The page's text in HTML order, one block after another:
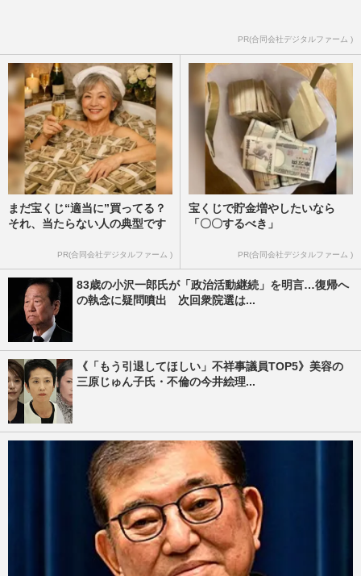
PR(合同会社デジタルファーム )
まだ宝くじ“適当に”買ってる？
それ、当たらない人の典型です
PR(合同会社デジタルファーム )
宝くじで貯金増やしたいなら
「〇〇するべき」
PR(合同会社デジタルファーム )
83歳の小沢一郎氏が「政治活動継続」を明言…復帰へ
の執念に疑問噴出 次回衆院選は...
《「もう引退してほしい」不祥事議員TOP5》美容の
三原じゅん子氏・不倫の今井絵理...